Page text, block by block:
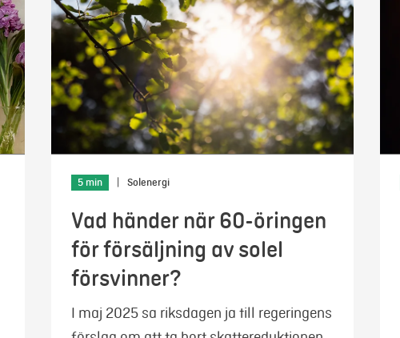
5 min Solenergi
Vad händer när 60-öringen
för försäljning av solel
försvinner?
I maj 2025 sa riksdagen ja till regeringens